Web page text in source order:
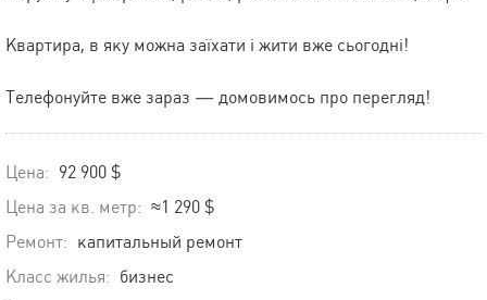
Квартира, в яку можна заїхати і жити вже сьогодні!
Телефонуйте вже зараз — домовимось про перегляд!
Цена: 92 900 $
Цена за кв. метр: ≈1 290 $
Ремонт: капитальный ремонт
Класс жилья: бизнес